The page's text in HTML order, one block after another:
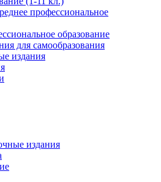
профессиональное
образование
для самообразования
издания
издания